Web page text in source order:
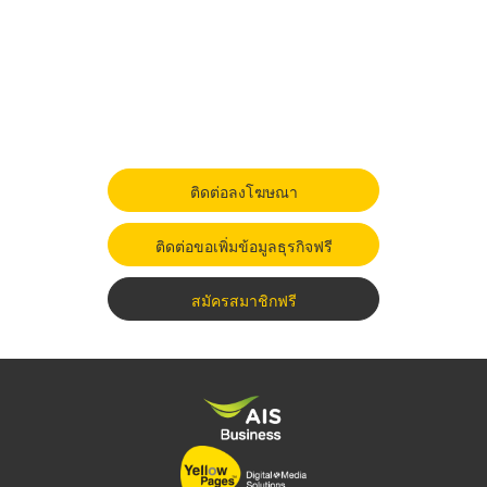
ติดต่อลงโฆษณา
ติดต่อขอเพิ่มข้อมูลธุรกิจฟรี
สมัครสมาชิกฟรี